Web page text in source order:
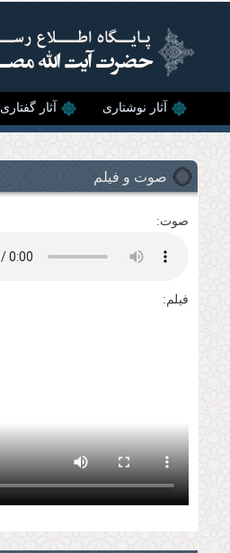
آثار نوشتاری آثار گفتاری
صوت و فیلم
صوت:
فیلم: